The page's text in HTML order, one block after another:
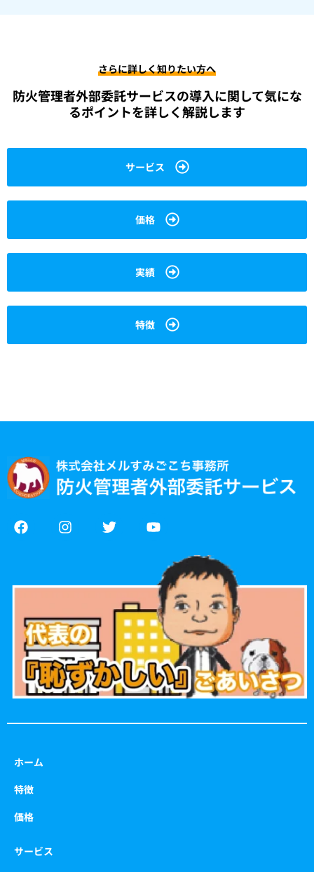
さらに詳しく知りたい方へ
防火管理者外部委託サービスの導入に関して気にな
るポイントを詳しく解説します
サービス
価格
実績
特徴
F
a
o
k
I
n
g
a
m
T
w
e
Y
o
u
b
e
ホーム
特徴
価格
サービス